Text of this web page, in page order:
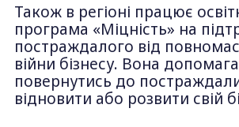
Також в регіоні працює
програма «Міцність» на
постраждалого від
війни бізнесу. Вона
повернутись до
відновити або розвити свій